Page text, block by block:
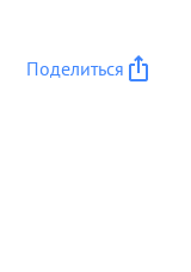
Поделиться